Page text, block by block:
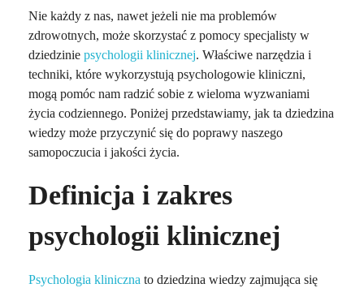
Nie każdy z nas, nawet jeżeli nie ma problemów
zdrowotnych, może skorzystać z pomocy specjalisty w
dziedzinie psychologii klinicznej. Właściwe narzędzia i
techniki, które wykorzystują psychologowie kliniczni,
mogą pomóc nam radzić sobie z wieloma wyzwaniami
życia codziennego. Poniżej przedstawiamy, jak ta dziedzina
wiedzy może przyczynić się do poprawy naszego
samopoczucia i jakości życia.
Definicja i zakres
psychologii klinicznej
Psychologia kliniczna to dziedzina wiedzy zajmująca się